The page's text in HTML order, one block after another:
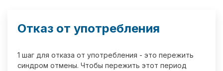
Отказ от употребления
1 шаг для отказа от употребления - это пережить
синдром отмены. Чтобы пережить этот период